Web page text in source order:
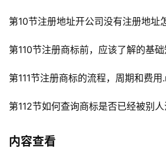
创
资
会
专
第10节注册地址开公司没有注册地址
第110节注册商标前，应该了解的基
第111节注册商标的流程，周期和费
第112节如何查询商标是否已经被别
内容查看